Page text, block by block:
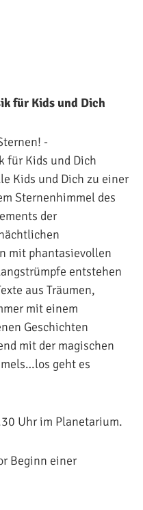
für Kids und Dich
-
für Kids und Dich
Kids und Dich zu einer
Sternenhimmel des
der
mit phantasievollen
entstehen
aus Träumen,
mit einem
Geschichten
mit der magischen
geht es
Uhr im Planetarium.
Beginn einer